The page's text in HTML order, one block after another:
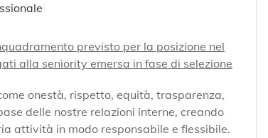
previsto per la posizione nel
alla seniority emersa in fase di selezione
onestà, rispetto, equità, trasparenza,
delle nostre relazioni interne, creando
attività in modo responsabile e flessibile.